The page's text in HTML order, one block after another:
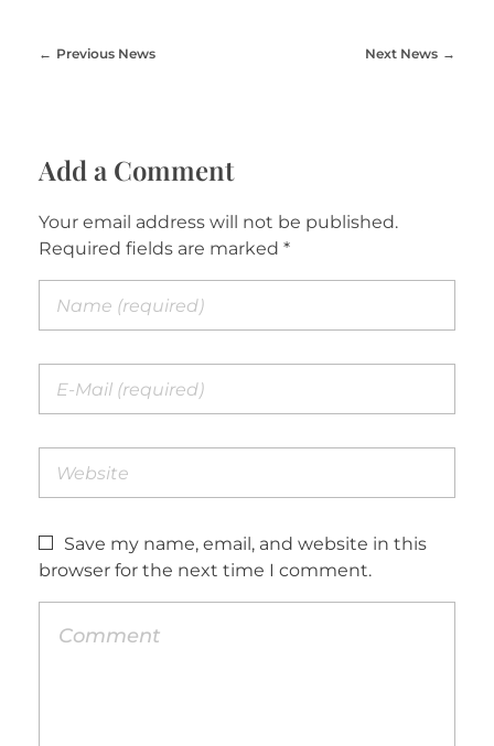
Previous News Next News
Add a Comment
Your email address will not be published.
Required fields are marked *
Save my name, email, and website in this
browser for the next time I comment.